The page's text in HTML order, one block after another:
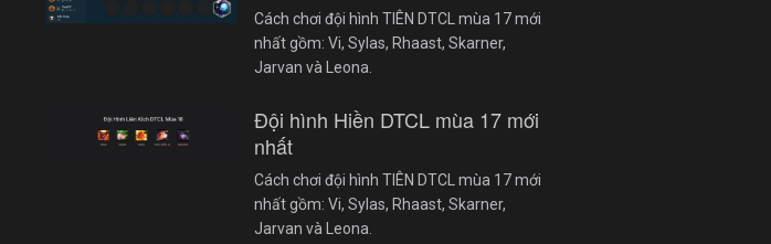
Cách chơi đội hình TIÊN DTCL mùa 17 mới
nhất gồm: Vi, Sylas, Rhaast, Skarner,
Jarvan và Leona.
Đội hình Hiền DTCL mùa 17 mới
nhất
Cách chơi đội hình TIÊN DTCL mùa 17 mới
nhất gồm: Vi, Sylas, Rhaast, Skarner,
Jarvan và Leona.